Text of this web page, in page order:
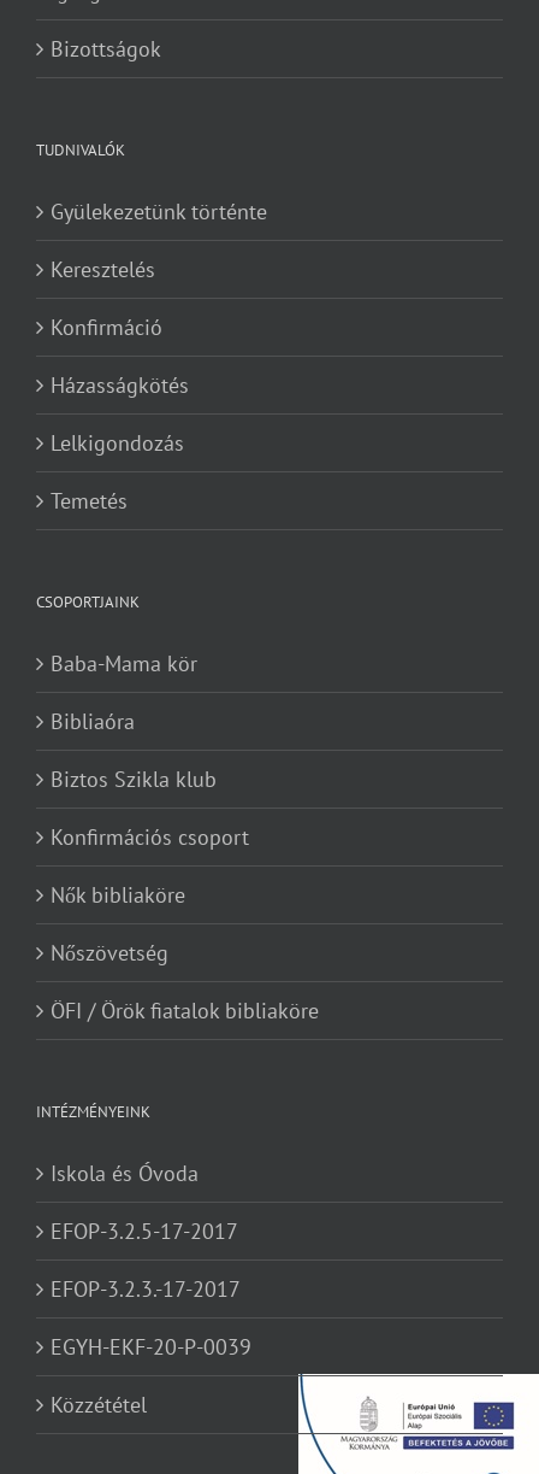
Bizottságok
TUDNIVALÓK
Gyülekezetünk történte
Keresztelés
Konfirmáció
Házasságkötés
Lelkigondozás
Temetés
CSOPORTJAINK
Baba-Mama kör
Bibliaóra
Biztos Szikla klub
Konfirmációs csoport
Nők bibliaköre
Nőszövetség
ÖFI / Örök fiatalok bibliaköre
INTÉZMÉNYEINK
Iskola és Óvoda
EFOP-3.2.5-17-2017
EFOP-3.2.3.-17-2017
EGYH-EKF-20-P-0039
Közzététel